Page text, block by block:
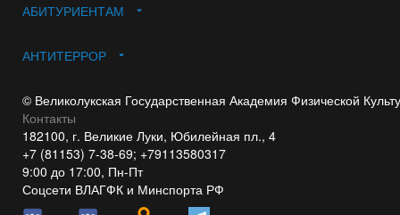
АБИТУРИЕНТАМ
АНТИТЕРРОР
© Великолукская Государственная Академия Физической
Контакты
182100, г. Великие Луки, Юбилейная пл., 4
+7 (81153) 7-38-69; +79113580317
9:00 до 17:00, Пн-Пт
Соцсети ВЛАГФК и Минспорта РФ